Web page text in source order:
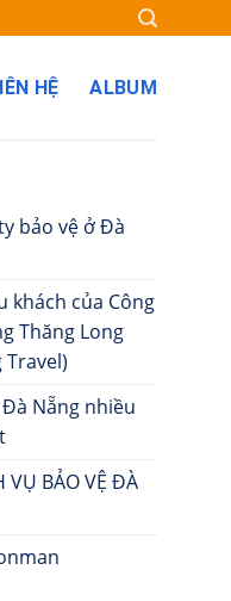
HỆ ALBUM
bảo vệ ở Đà
khách của Công
Thăng Long
Nẵng nhiều
VỤ BẢO VỆ ĐÀ